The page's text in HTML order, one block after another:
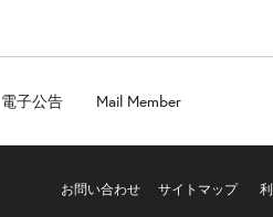
電子公告 Mail Member
お問い合わせ サイトマップ